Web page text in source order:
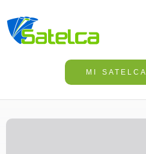
MI SATELCA